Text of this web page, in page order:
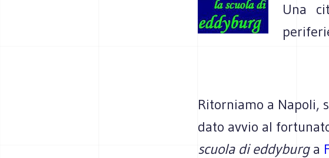
Una
Ritorniamo a Napoli,
dato avvio al
scuola di eddyburga